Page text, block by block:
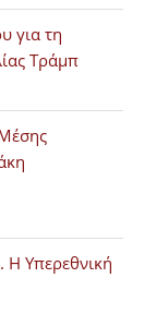
για τη
Τράμπ
Η Υπερεθνική